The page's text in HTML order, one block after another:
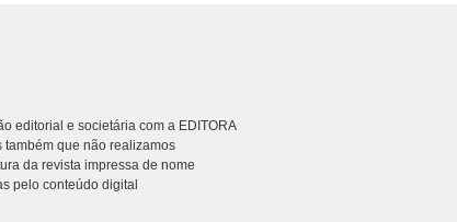
editorial e societária com a EDITORA
também que não realizamos
da revista impressa de nome
pelo conteúdo digital